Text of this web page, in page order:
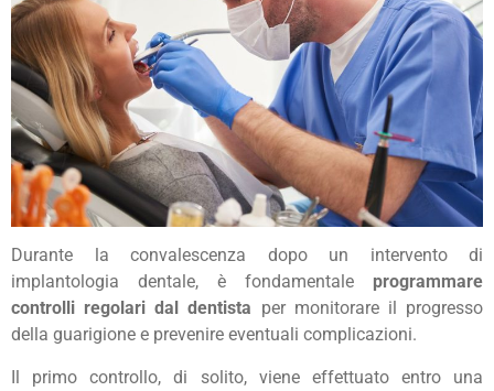
Durante la convalescenza dopo un intervento di
implantologia dentale, è fondamentale programmare
controlli regolari dal dentista per monitorare il progresso
della guarigione e prevenire eventuali complicazioni.
Il primo controllo, di solito, viene effettuato entro una